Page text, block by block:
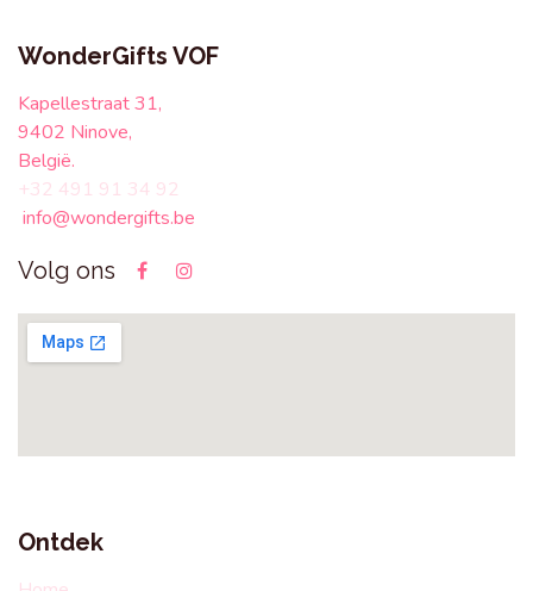
WonderGifts VOF
Kapellestraat 31,
9402 Ninove,
België.
+32 491 91 34 92
info@wondergifts.be
Volg ons
Ontdek